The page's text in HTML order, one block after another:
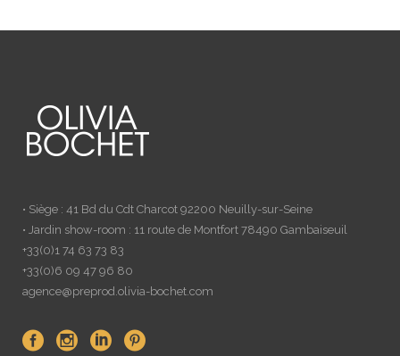
• Siège : 41 Bd du Cdt Charcot 92200 Neuilly-sur-Seine
• Jardin show-room : 11 route de Montfort 78490 Gambaiseuil
+33(0)1 74 63 73 83
+33(0)6 09 47 96 80
agence@preprod.olivia-bochet.com